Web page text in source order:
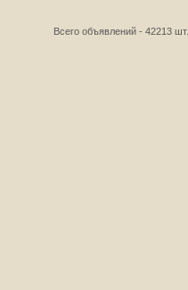
Всего объявлений - 42213 шт.